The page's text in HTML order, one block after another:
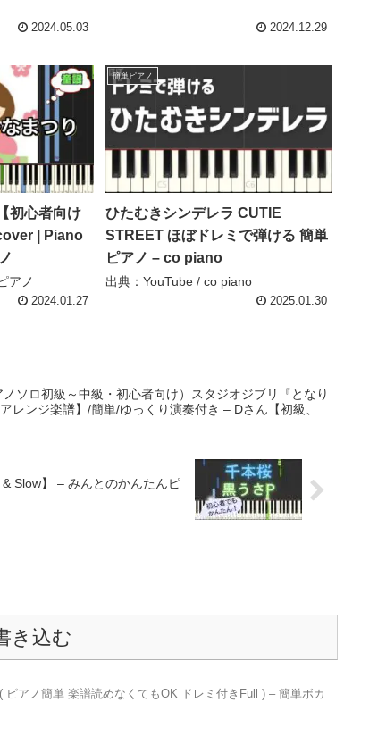
2024.05.03 2024.12.29
初心者向け
| Piano
アノ
2024.01.27
簡単ピアノ
ひたむきシンデレラ CUTIE
STREET ほぼドレミで弾ける 簡単
ピアノ – co piano
出典：YouTube / co piano
2025.01.30
ソロ初級～中級・初心者向け）スタジオジブリ『となり
レンジ楽譜】/簡単/ゆっくり演奏付き – Dさん【初級、
Slow】 – みんとのかんたんピ
き込む
ピアノ簡単 楽譜読めなくてもOK ドレミ付きFull ) – 簡単ボカ